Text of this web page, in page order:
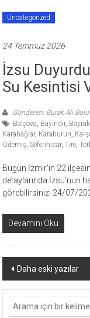
Uncategorized
24 Temmuz 2026
İzsu
Su Kesintisi
Gönderen: Burak Ali
Balçova, Bayındır,
Karabağlar, Karaburun,
Ödemiş,Seferihisar,Tire,
Bugün İzmir’in 22
detaylarında İzsu’nun
görebilirsiniz. 24/07/
Devamını Oku
Yazı
dolaşımı
Daha eski yazılar